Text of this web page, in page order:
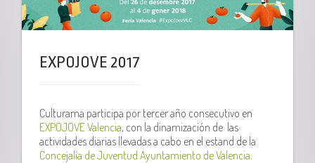
EXPOJOVE 2017
Culturama participa por tercer año consecutivo en
EXPOJOVE Valencia, con la dinamización de las
actividades diarias llevadas a cabo en el estand de la
Concejalía de Juventud Ayuntamiento de Valencia